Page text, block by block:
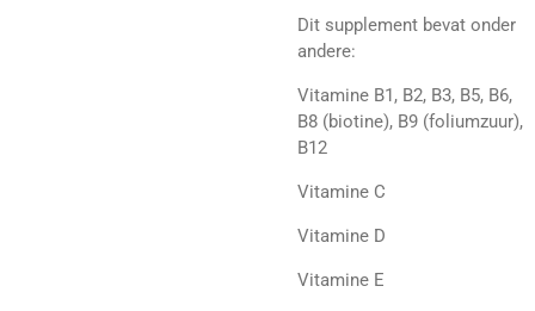
Dit supplement bevat onder
andere:
Vitamine B1, B2, B3, B5, B6,
B8 (biotine), B9 (foliumzuur),
B12
Vitamine C
Vitamine D
Vitamine E